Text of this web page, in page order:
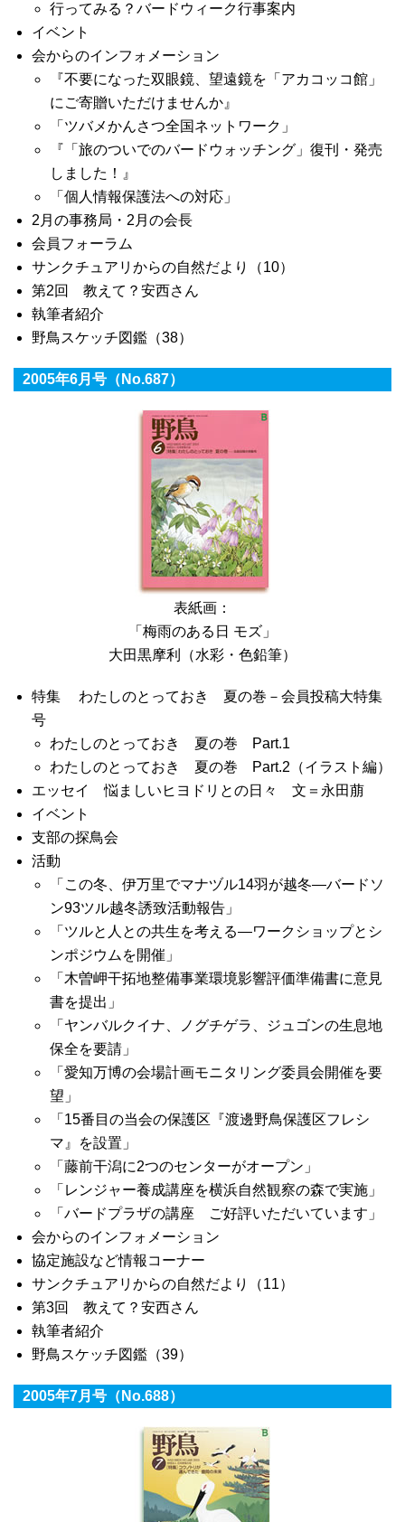
行ってみる？バードウィーク行事案内
イベント
会からのインフォメーション
『不要になった双眼鏡、望遠鏡を「アカコッコ館」
にご寄贈いただけませんか』
「ツバメかんさつ全国ネットワーク」
『「旅のついでのバードウォッチング」復刊・発売
しました！』
「個人情報保護法への対応」
2月の事務局・2月の会長
会員フォーラム
サンクチュアリからの自然だより（10）
第2回 教えて？安西さん
執筆者紹介
野鳥スケッチ図鑑（38）
2005年6月号（No.687）
表紙画：
「梅雨のある日 モズ」
大田黒摩利（水彩・色鉛筆）
特集 わたしのとっておき 夏の巻－会員投稿大特集
号
わたしのとっておき 夏の巻 Part.1
わたしのとっておき 夏の巻 Part.2（イラスト編）
エッセイ 悩ましいヒヨドリとの日々 文＝永田萠
イベント
支部の探鳥会
活動
「この冬、伊万里でマナヅル14羽が越冬―バードソ
ン93ツル越冬誘致活動報告」
「ツルと人との共生を考える―ワークショップとシ
ンポジウムを開催」
「木曽岬干拓地整備事業環境影響評価準備書に意見
書を提出」
「ヤンバルクイナ、ノグチゲラ、ジュゴンの生息地
保全を要請」
「愛知万博の会場計画モニタリング委員会開催を要
望」
「15番目の当会の保護区『渡邊野鳥保護区フレシ
マ』を設置」
「藤前干潟に2つのセンターがオープン」
「レンジャー養成講座を横浜自然観察の森で実施」
「バードプラザの講座 ご好評いただいています」
会からのインフォメーション
協定施設など情報コーナー
サンクチュアリからの自然だより（11）
第3回 教えて？安西さん
執筆者紹介
野鳥スケッチ図鑑（39）
2005年7月号（No.688）